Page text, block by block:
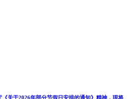
关于2026年部分节假日安排的通知》精神，现将